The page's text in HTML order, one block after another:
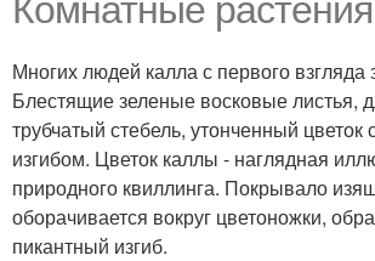
Комнатные
Многих людей калла с первого взгляда
Блестящие зеленые восковые листья,
трубчатый стебель, утонченный
изгибом. Цветок каллы - наглядная
природного квиллинга. Покрывало
оборачивается вокруг цветоножки,
пикантный изгиб.